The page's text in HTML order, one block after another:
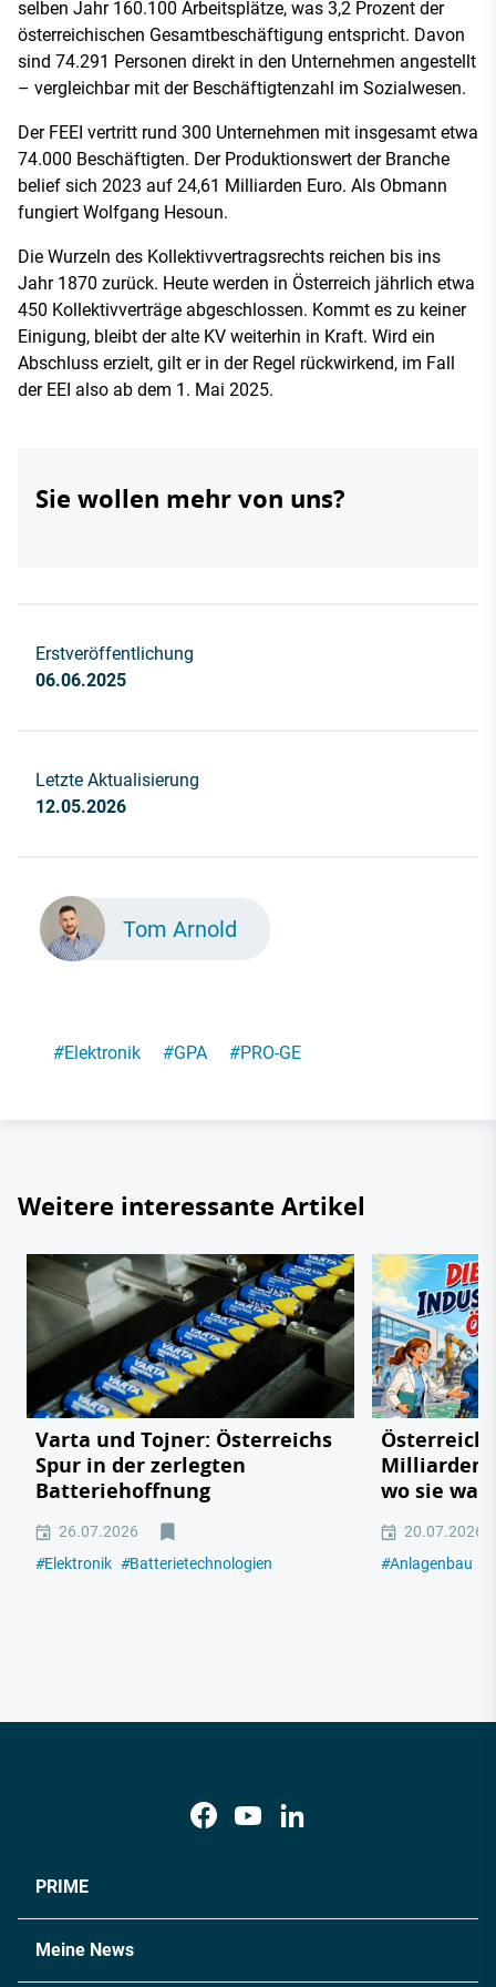
selben Jahr 160.100 Arbeitsplätze, was 3,2 Prozent der
österreichischen Gesamtbeschäftigung entspricht. Davon
sind 74.291 Personen direkt in den Unternehmen angestellt
– vergleichbar mit der Beschäftigtenzahl im Sozialwesen.
Der FEEI vertritt rund 300 Unternehmen mit insgesamt etwa
74.000 Beschäftigten. Der Produktionswert der Branche
belief sich 2023 auf 24,61 Milliarden Euro. Als Obmann
fungiert Wolfgang Hesoun.
Die Wurzeln des Kollektivvertragsrechts reichen bis ins
Jahr 1870 zurück. Heute werden in Österreich jährlich etwa
450 Kollektivverträge abgeschlossen. Kommt es zu keiner
Einigung, bleibt der alte KV weiterhin in Kraft. Wird ein
Abschluss erzielt, gilt er in der Regel rückwirkend, im Fall
der EEI also ab dem 1. Mai 2025.
Sie wollen mehr von uns?
Erstveröffentlichung
06.06.2025
Letzte Aktualisierung
12.05.2026
Tom Arnold
#Elektronik #GPA #PRO-GE
Weitere interessante Artikel
Varta und Tojner: Österreichs
Spur in der zerlegten
Batteriehoffnung
26.07.2026
#Elektronik #Batterietechnologien
Milliarden
wo sie
20.07.2026
#Anlagenbau
PRIME
Meine News